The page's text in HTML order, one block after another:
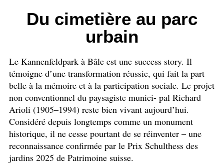
Du cimetière au parc
urbain
Le Kannenfeldpark à Bâle est une success story. Il
témoigne d’une transformation réussie, qui fait la part
belle à la mémoire et à la participation sociale. Le projet
non conventionnel du paysagiste munici- pal Richard
Arioli (1905–1994) reste bien vivant aujourd’hui.
Considéré depuis longtemps comme un monument
historique, il ne cesse pourtant de se réinventer – une
reconnaissance confirmée par le Prix Schulthess des
jardins 2025 de Patrimoine suisse.